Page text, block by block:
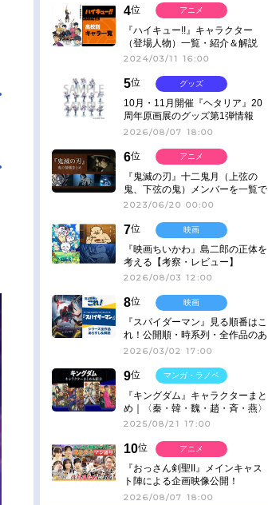
4位
『ハイキュー!!』キャラクター
（登場人物）一覧・紹介＆解説
2024/03/11 16:00
アニメ
5位
10月・11月開催『ヘタリア』20
周年原画展のグッズ第1弾情報
2026/08/07 18:00
グッズ
6位
『鬼滅の刃』十二鬼月（上弦の
鬼、下弦の鬼）メンバーを一覧で
紹介＆解説（登場鬼の情報まと
2023/06/20 00:00
アニメ
7位
『映画ちいかわ』島二郎の正体を
考える【考察・レビュー】
2026/08/03 12:00
映画
8位
『スパイダーマン』見る順番はこ
れ！公開順・時系列・全作品のあ
らすじをまとめました
2026/03/02 17:00
映画
9位
『キングダム』キャラクターまと
め｜〈秦・韓・魏・趙・斉・燕〉
2025/08/21 17:00
マンガ・ラノベ
10位
『おっさん剣聖II』メインキャス
ト陣による企画映像公開！
2026/08/07 18:00
アニメ